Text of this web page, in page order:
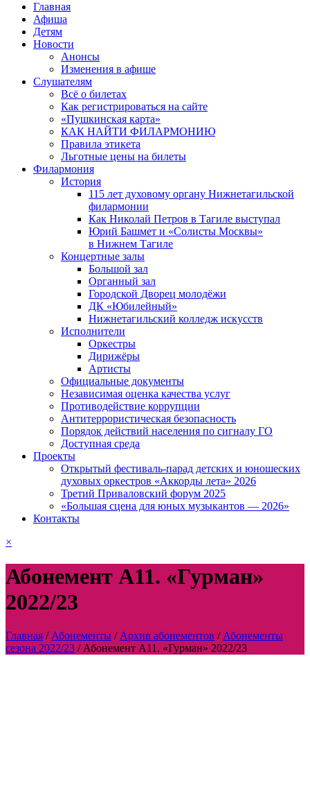
Главная
Афиша
Детям
Новости
Анонсы
Изменения в афише
Слушателям
Всё о билетах
Как регистрироваться на сайте
«Пушкинская карта»
КАК НАЙТИ ФИЛАРМОНИЮ
Правила этикета
Льготные цены на билеты
Филармония
История
115 лет духовому органу Нижнетагильской
филармонии
Как Николай Петров в Тагиле выступал
Юрий Башмет и «Солисты Москвы»
в Нижнем Тагиле
Концертные залы
Большой зал
Органный зал
Городской Дворец молодёжи
ДК «Юбилейный»
Нижнетагильский колледж искусств
Исполнители
Оркестры
Дирижёры
Артисты
Официальные документы
Независимая оценка качества услуг
Противодействие коррупции
Антитеррористическая безопасность
Порядок действий населения по сигналу ГО
Доступная среда
Проекты
Открытый фестиваль-парад детских и юношеских
духовых оркестров «Аккорды лета» 2026
Третий Приваловский форум 2025
«Большая сцена для юных музыкантов — 2026»
Контакты
×
Абонемент А11. «Гурман»
2022/23
Главная / Абонементы / Архив абонементов / Абонементы
сезона 2022/23 / Абонемент А11. «Гурман» 2022/23